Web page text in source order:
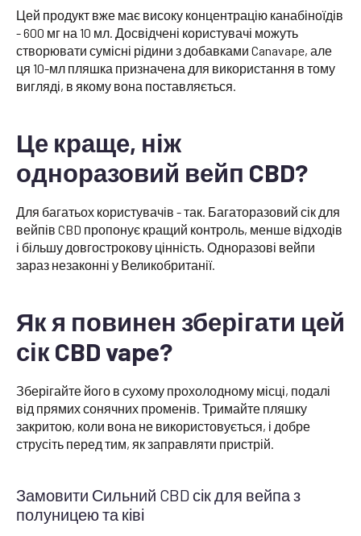
Цей продукт вже має високу концентрацію канабіноїдів
- 600 мг на 10 мл. Досвідчені користувачі можуть
створювати сумісні рідини з добавками Canavape, але
ця 10-мл пляшка призначена для використання в тому
вигляді, в якому вона поставляється.
Це краще, ніж
одноразовий вейп CBD?
Для багатьох користувачів - так. Багаторазовий сік для
вейпів CBD пропонує кращий контроль, менше відходів
і більшу довгострокову цінність. Одноразові вейпи
зараз незаконні у Великобританії.
Як я повинен зберігати цей
сік CBD vape?
Зберігайте його в сухому прохолодному місці, подалі
від прямих сонячних променів. Тримайте пляшку
закритою, коли вона не використовується, і добре
струсіть перед тим, як заправляти пристрій.
Замовити Сильний CBD сік для вейпа з
полуницею та ківі